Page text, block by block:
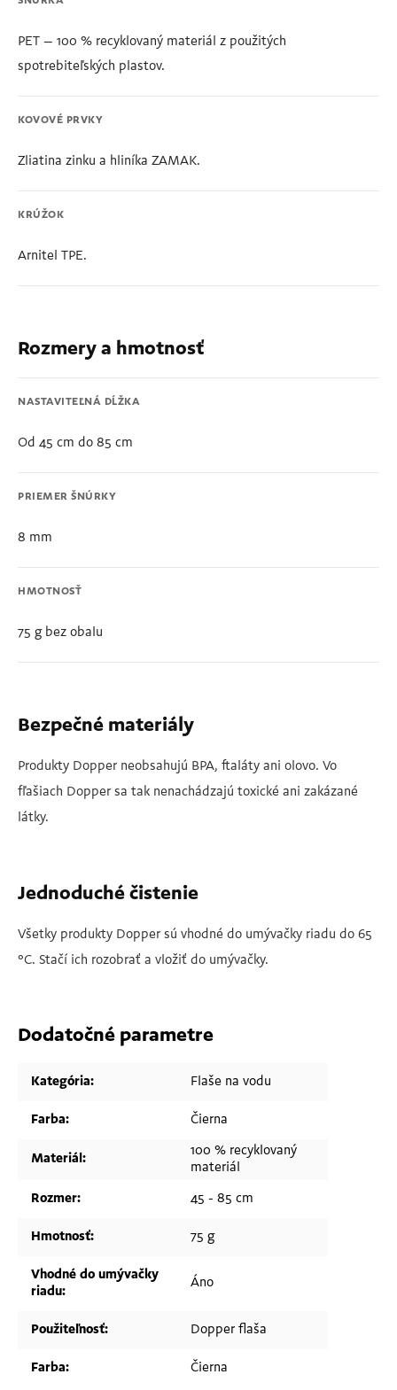
PET – 100 % recyklovaný materiál z použitých
spotrebiteľských plastov.
KOVOVÉ PRVKY
Zliatina zinku a hliníka ZAMAK.
KRÚŽOK
Arnitel TPE.
Rozmery a hmotnosť
NASTAVITEĽNÁ DĹŽKA
Od 45 cm do 85 cm
PRIEMER ŠNÚRKY
8 mm
HMOTNOSŤ
75 g bez obalu
Bezpečné materiály
Produkty Dopper neobsahujú BPA, ftaláty ani olovo. Vo
fľašiach Dopper sa tak nenachádzajú toxické ani zakázané
látky.
Jednoduché čistenie
Všetky produkty Dopper sú vhodné do umývačky riadu do 65
°C. Stačí ich rozobrať a vložiť do umývačky.
Dodatočné parametre
Kategória: Flaše na vodu
Farba: Čierna
Materiál :
100 % recyklovaný
materiál
Rozmer: 45 - 85 cm
Hmotnosť: 75 g
Vhodné do umývačky
riadu:
Áno
Použiteľnosť: Dopper flaša
Farba: Čierna